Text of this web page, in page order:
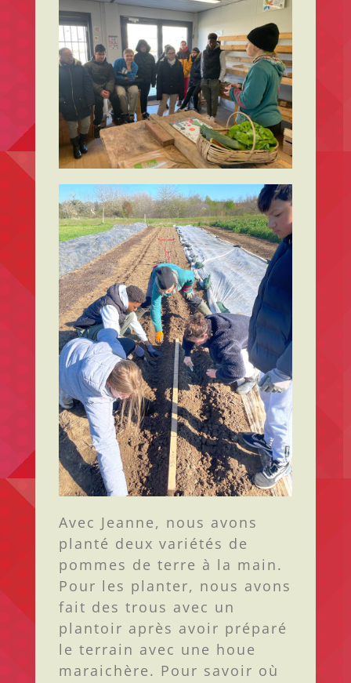
Avec Jeanne, nous avons
planté deux variétés de
pommes de terre à la main.
Pour les planter, nous avons
fait des trous avec un
plantoir après avoir préparé
le terrain avec une houe
maraichère. Pour savoir où